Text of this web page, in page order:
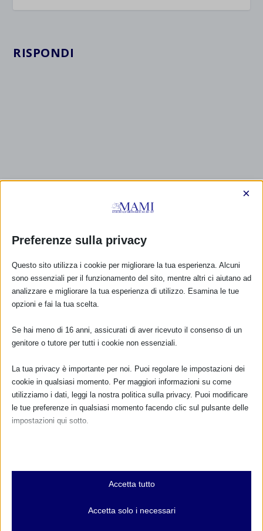
RISPONDI
Preferenze sulla privacy
×
Questo sito utilizza i cookie per migliorare la tua esperienza. Alcuni
sono essenziali per il funzionamento del sito, mentre altri ci aiutano ad
analizzare e migliorare la tua esperienza di utilizzo. Esamina le tue
opzioni e fai la tua scelta.
Se hai meno di 16 anni, assicurati di aver ricevuto il consenso di un
genitore o tutore per tutti i cookie non essenziali.
La tua privacy è importante per noi. Puoi regolare le impostazioni dei
cookie in qualsiasi momento. Per maggiori informazioni su come
utilizziamo i dati, leggi la nostra politica sulla privacy. Puoi modificare
le tue preferenze in qualsiasi momento facendo clic sul pulsante delle
impostazioni qui sotto.
Essenziali
I cookie e i servizi essenziali abilitano le funzioni di base e sono
e servizi non richiedono il consenso dell'utente secondo il GDPR.
Accetta tutto
Accetta solo i necessari